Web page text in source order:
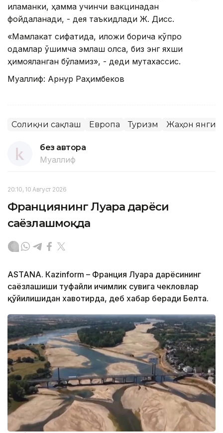
қиламанки, ҳамма учинчи вакцинадан
фойдаланади, - дея таъкидлади Ж. Дисс.
«Мамлакат сифатида, иложи борича кўпроқ
одамлар қўшимча эмлаш олса, биз энг яхши
ҳимояланган бўламиз», - деди мутахассис.
Муаллиф: Арнур Раҳимбеков
Соғлиқни сақлаш Европа Туризм Жаҳон
без автора
Муаллиф
20:10, 10 Август 2026
Франциянинг Луара дарёси
саёзлашмоқда
ASTANА. Кazinform – Франция Луара дарёсининг
саёзлашиши туфайли ичимлик сувига чекловлар
қўйилишидан хавотирда, деб хабар беради Белта.